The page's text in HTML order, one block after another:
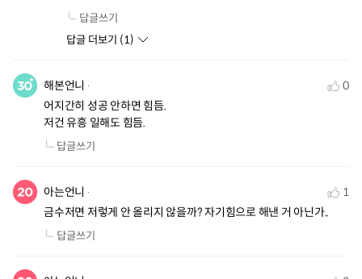
답글쓰기
답글 더보기 (1)
해본언니
0
어지간히 성공 안하면 힘듬.
저건 유흥 일해도 힘듬.
답글쓰기
아는언니
1
금수저면 저렇게 안 올리지 않을까? 자기힘으로 해낸 거 아닌가..
답글쓰기